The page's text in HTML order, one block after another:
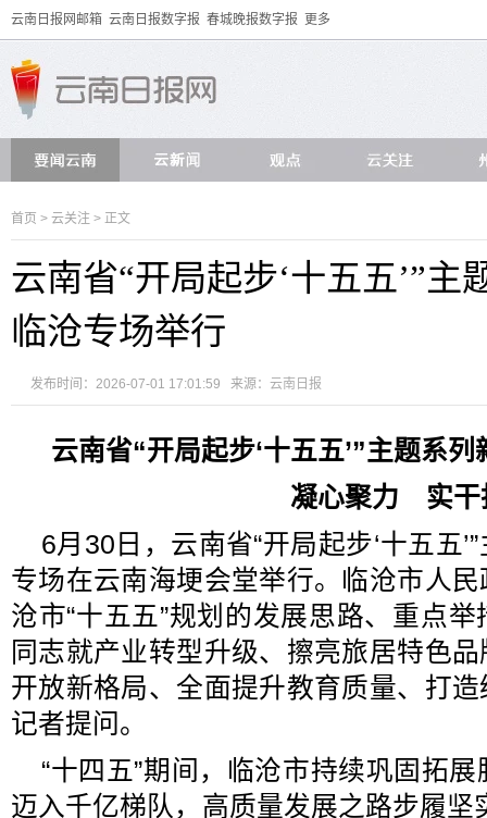
云南日报网邮箱 云南日报数字报 春城晚报数字报 更多
首页 > 云关注 > 正文
云南省“开局起步‘十五五’”主
临沧专场举行
发布时间：2026-07-01 17:01:59 来源： 云南日报
云南省“开局起步‘十五五’”主题系
凝心聚力 实干
6月30日，云南省“开局起步‘十五五
专场在云南海埂会堂举行。临沧市人
沧市“十五五”规划的发展思路、重点
同志就产业转型升级、擦亮旅居特色
开放新格局、全面提升教育质量、打
记者提问。
“十四五”期间，临沧市持续巩固拓
迈入千亿梯队，高质量发展之路步履坚